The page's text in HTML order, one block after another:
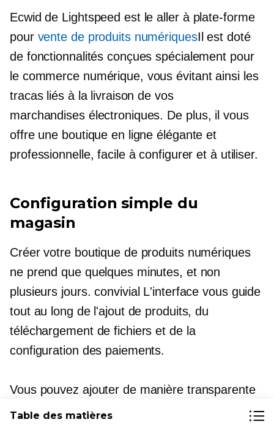
Ecwid de Lightspeed est lealler àplate-forme
pour vente de produits numériquesIl est doté
de fonctionnalités conçues spécialement pour
le commerce numérique, vous évitant ainsi les
tracas liés à la livraison de vos
marchandises électroniques. De plus, il vous
offre une boutique en ligne élégante et
professionnelle, facile à configurer et à utiliser.
Configuration simple du
magasin
Créer votre boutique de produits numériques
ne prend que quelques minutes, et non
plusieurs jours.convivial L'interface vous guide
tout au long de l'ajout de produits, du
téléchargement de fichiers et de la
configuration des paiements.
Vous pouvez ajouter de manière transparente
une boutique Ecwid à votre site Web existant
Table des matières